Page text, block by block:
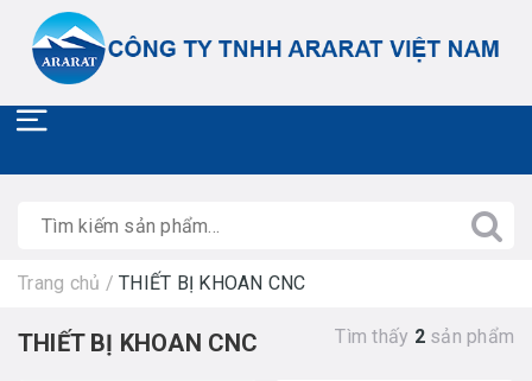
Trang chủ / THIẾT BỊ KHOAN CNC
THIẾT BỊ KHOAN CNC Tìm thấy 2sản phẩm